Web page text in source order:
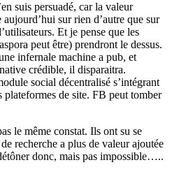
suis persuadé, car la valeur
sur rien d’autre que sur
Et je pense que les
peut être) prendront le dessus.
infernale machine a pub, et
crédible, il disparaitra.
social décentralisé s’intégrant
plateformes de site. FB peut tomber
le même constat. Ils ont su se
recherche a plus de valeur ajoutée
donc, mais pas impossible…..